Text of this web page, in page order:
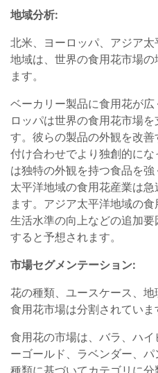
地域分析:
北米、ヨーロッパ、アジア
地域は、世界の食用花市場
ます。
ベーカリー製品に食用花が
ロッパは世界の食用花市場
す。彼らの製品の外観を改
付け合わせでより独創的に
は独特の外観を持つ食品を
太平洋地域の食用花産業は
ます。アジア太平洋地域の
生活水準の向上などの追加
すると予想されます。
市場セグメンテーション:
花の種類、ユースケース、
食用花市場は分割されていま
食用花の市場は、バラ、ハ
ーゴールド、ラベンダー、
種類に基づいてカテゴリに分